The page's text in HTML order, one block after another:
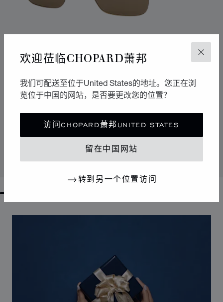
关闭
欢迎莅临CHOPARD萧邦
我们可配送至位于United States的地址。您正在浏
览位于中国的网站，是否要更改您的位置？
访问CHOPARD萧邦UNITED STATES
留在中国网站
转到另一个位置访问
CLASSIC RACING
联系我们